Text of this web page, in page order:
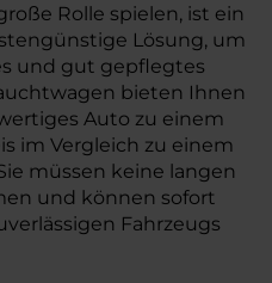
Rolle spielen, ist ein
Lösung, um
und gut gepflegtes
bieten Ihnen
Auto zu einem
im Vergleich zu einem
müssen keine langen
und können sofort
Fahrzeugs